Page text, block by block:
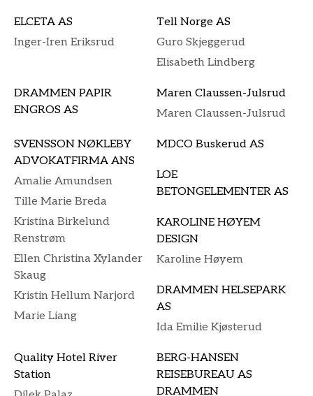
ELCETA AS
Inger-Iren Eriksrud
Tell Norge AS
Guro Skjeggerud
Elisabeth Lindberg
DRAMMEN PAPIR
ENGROS AS
Maren Claussen-Julsrud
Maren Claussen-Julsrud
SVENSSON NØKLEBY
ADVOKATFIRMA ANS
Amalie Amundsen
Tille Marie Breda
Kristina Birkelund
Renstrøm
Ellen Christina Xylander
Skaug
Kristin Hellum Narjord
Marie Liang
MDCO Buskerud AS
LOE
BETONGELEMENTER AS
KAROLINE HØYEM
DESIGN
Karoline Høyem
DRAMMEN HELSEPARK
AS
Ida Emilie Kjøsterud
Quality Hotel River
Station
BERG-HANSEN
REISEBUREAU AS
DRAMMEN